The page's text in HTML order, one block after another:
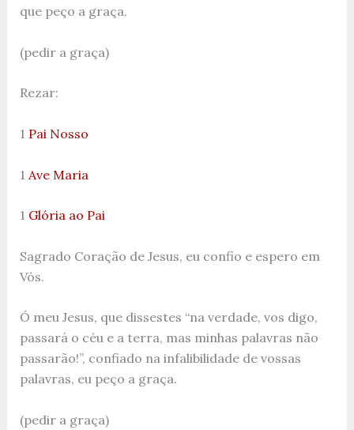
que peço a graça.
(pedir a graça)
Rezar:
1 Pai Nosso
1 Ave Maria
1 Glória ao Pai
Sagrado Coração de Jesus, eu confio e espero em
Vós.
Ó meu Jesus, que dissestes “na verdade, vos digo,
passará o céu e a terra, mas minhas palavras não
passarão!”, confiado na infalibilidade de vossas
palavras, eu peço a graça.
(pedir a graça)